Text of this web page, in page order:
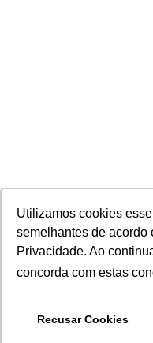
Utilizamos cookies
semelhantes de acordo
Privacidade. Ao
concorda com estas
Recusar Cookies